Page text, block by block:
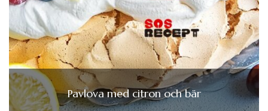
Pavlova med citron och bär